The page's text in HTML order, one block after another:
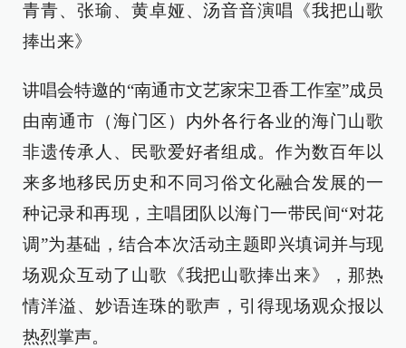
青青、张瑜、黄卓娅、汤音音演唱《我把山歌
捧出来》
讲唱会特邀的“南通市文艺家宋卫香工作室”成员
由南通市（海门区）内外各行各业的海门山歌
非遗传承人、民歌爱好者组成。作为数百年以
来多地移民历史和不同习俗文化融合发展的一
种记录和再现，主唱团队以海门一带民间“对花
调”为基础，结合本次活动主题即兴填词并与现
场观众互动了山歌《我把山歌捧出来》，那热
情洋溢、妙语连珠的歌声，引得现场观众报以
热烈掌声。